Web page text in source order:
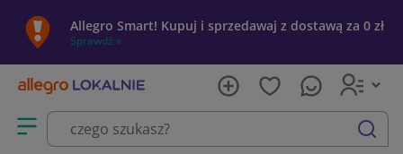
Allegro Smart! Kupuj i sprzedawaj z dostawą za 0 zł
Sprawdź »
Otwórz menu z kategoriami
szukaj